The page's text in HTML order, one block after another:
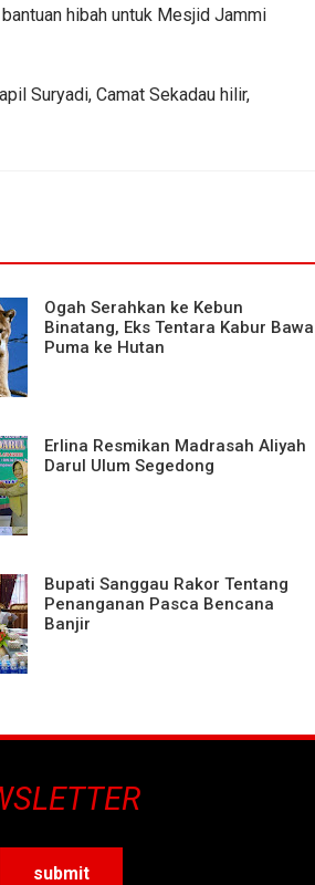
hibah untuk Mesjid Jammi
Suryadi, Camat Sekadau hilir,
Ogah Serahkan ke Kebun
Binatang, Eks Tentara Kabur Bawa
Puma ke Hutan
Erlina Resmikan Madrasah Aliyah
Darul Ulum Segedong
Bupati Sanggau Rakor Tentang
Penanganan Pasca Bencana
Banjir